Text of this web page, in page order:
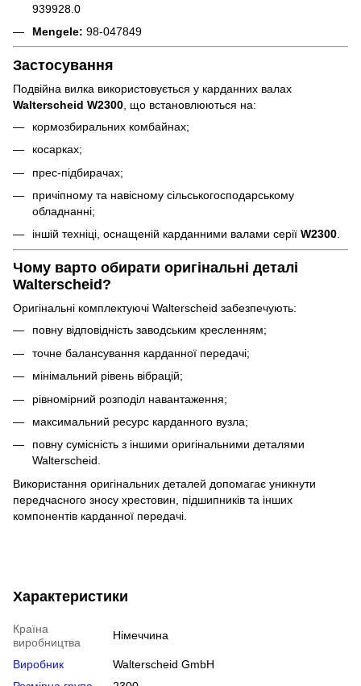
939928.0
Mengele: 98-047849
Застосування
Подвійна вилка використовується у карданних валах
Walterscheid W2300 , що встановлюються на:
кормозбиральних комбайнах;
косарках;
прес-підбирачах;
причіпному та навісному сільськогосподарському
обладнанні;
іншій техніці, оснащеній карданними валами серії W2300.
Чому варто обирати оригінальні деталі
Walterscheid?
Оригінальні комплектуючі Walterscheid забезпечують:
повну відповідність заводським кресленням;
точне балансування карданної передачі;
мінімальний рівень вібрацій;
рівномірний розподіл навантаження;
максимальний ресурс карданного вузла;
повну сумісність з іншими оригінальними деталями
Walterscheid.
Використання оригінальних деталей допомагає уникнути
передчасного зносу хрестовин, підшипників та інших
компонентів карданної передачі.
Характеристики
Країна
виробництва
Німеччина
Виробник
Walterscheid GmbH